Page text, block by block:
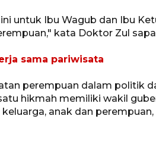
untuk Ibu Wagub dan Ibu
kata Doktor Zul
sama pariwisata
perempuan dalam politik
hikmah memiliki wakil
anak dan
selamat